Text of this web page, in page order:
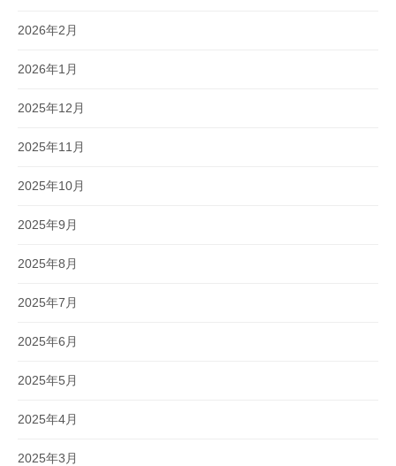
2026年2月
2026年1月
2025年12月
2025年11月
2025年10月
2025年9月
2025年8月
2025年7月
2025年6月
2025年5月
2025年4月
2025年3月